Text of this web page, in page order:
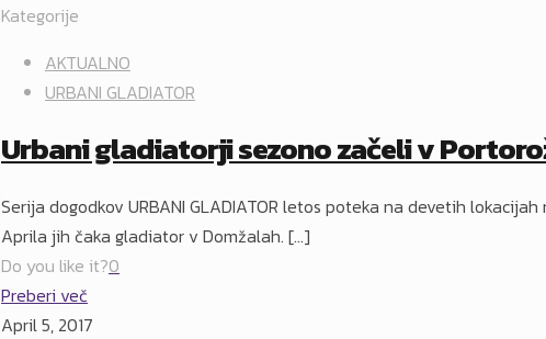
Kategorije
AKTUALNO
URBANI GLADIATOR
Urbani gladiatorji sezono začeli v
Serija dogodkov URBANI GLADIATOR letos poteka na devetih
Aprila jih čaka gladiator v Domžalah. […]
Do you like it?0
Preberi več
April 5, 2017